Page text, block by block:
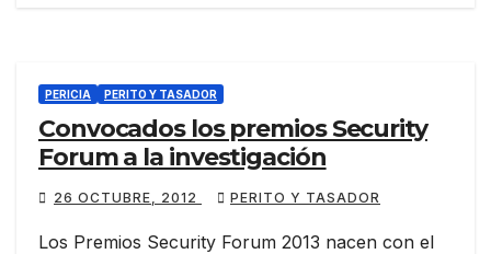
PERICIA PERITO Y TASADOR
Convocados los premios Security
Forum a la investigación
26 OCTUBRE, 2012 PERITO Y TASADOR
Los Premios Security Forum 2013 nacen con el